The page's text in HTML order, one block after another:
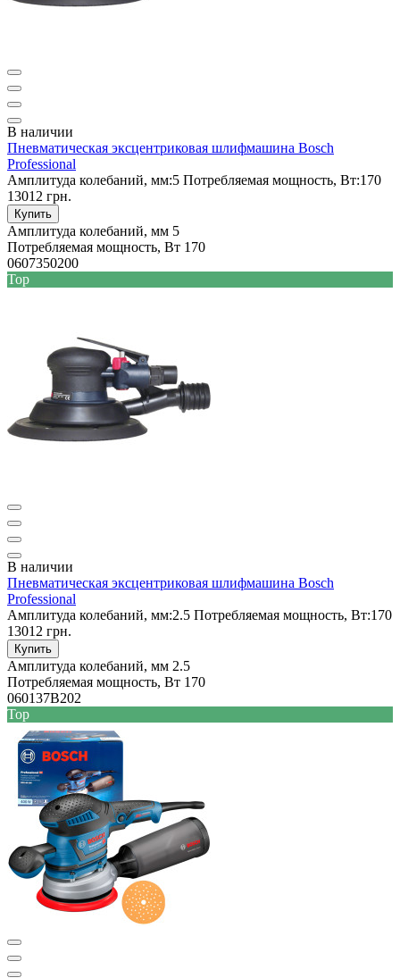
В наличии
Пневматическая эксцентриковая шлифмашина Bosch
Professional
Амплитуда колебаний, мм:5 Потребляемая мощность, Вт:170
13012 грн.
Купить
Амплитуда колебаний, мм 5
Потребляемая мощность, Вт 170
0607350200
Top
В наличии
Пневматическая эксцентриковая шлифмашина Bosch
Professional
Амплитуда колебаний, мм:2.5 Потребляемая мощность, Вт:170
13012 грн.
Купить
Амплитуда колебаний, мм 2.5
Потребляемая мощность, Вт 170
060137B202
Top